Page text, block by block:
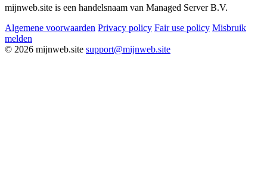
mijnweb.site is een handelsnaam van Managed Server B.V.
Algemene voorwaarden Privacy policy Fair use policy Misbruik
melden
© 2026 mijnweb.site support@mijnweb.site